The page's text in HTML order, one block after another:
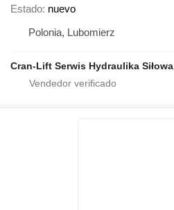
Estado nuevo
Polonia, Lubomierz
Cran-Lift Serwis Hydraulika Siłowa